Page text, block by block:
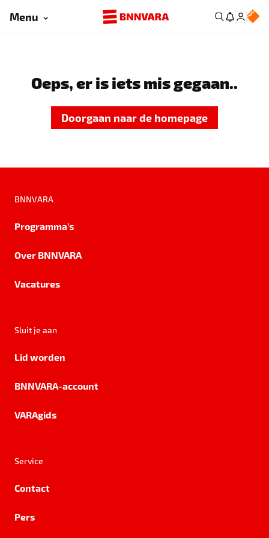
Menu
Oeps, er is iets mis gegaan..
Doorgaan naar de homepage
BNNVARA
Programma's
Over BNNVARA
Vacatures
Sluit je aan
Lid worden
BNNVARA-account
VARAgids
Service
Contact
Pers